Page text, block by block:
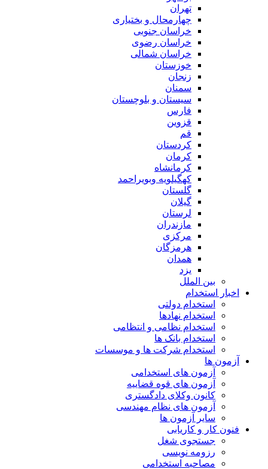
تهران
چهارمحال و بختیاری
خراسان جنوبی
خراسان رضوی
خراسان شمالی
خوزستان
زنجان
سمنان
سیستان و بلوچستان
فارس
قزوین
قم
کردستان
کرمان
کرمانشاه
کهگیلویه وبویراحمد
گلستان
گیلان
لرستان
مازندران
مرکزی
هرمزگان
همدان
یزد
بین الملل
اخبار استخدام
استخدام دولتی
استخدام نهادها
استخدام نظامی و انتظامی
استخدام بانک ها
استخدام شرکت ها و موسسات
آزمون ها
آزمون های استخدامی
آزمون های قوه قضاییه
کانون وکلای دادگستری
آزمون های نظام مهندسی
سایر آزمون ها
فنون کار و کاریابی
جستجوی شغل
رزومه نویسی
مصاحبه استخدامی